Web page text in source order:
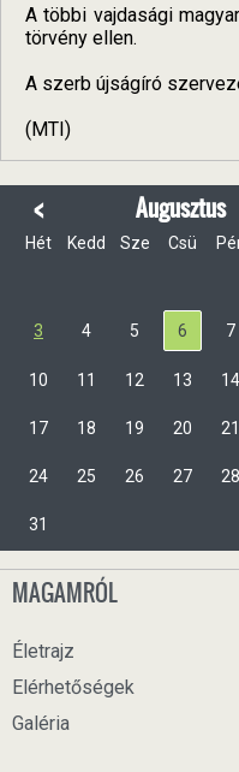
A többi vajdasági
törvény ellen.
A szerb újságíró
(MTI)
< Augusztus
Hét Kedd Sze Csü
3 4 5 6 7
10 11 12 13 14
17 18 19 20 21
24 25 26 27 28
31
MAGAMRÓL
Életrajz
Elérhetőségek
Galéria